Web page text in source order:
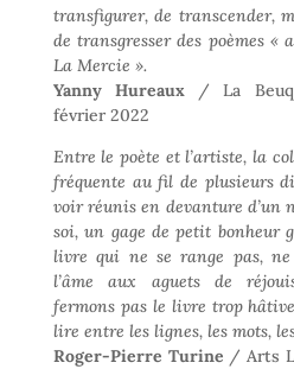
transfigurer, de transcender,
de transgresser des poèmes «
La Mercie ».
Yanny Hureaux / La
février 2022
Entre le poète et l’artiste, la
fréquente au fil de plusieurs
voir réunis en devanture d’un
soi, un gage de petit bonheur
livre qui ne se range pas,
l’âme aux aguets de
fermons pas le livre trop
lire entre les lignes, les mots,
Roger-Pierre Turine / Arts